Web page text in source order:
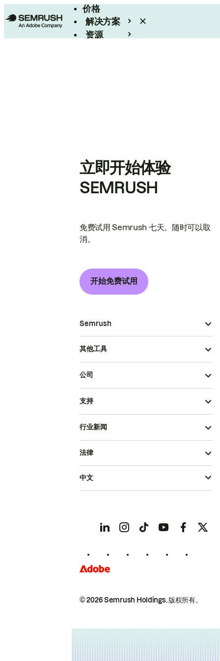
价格
解决方案
资源
立即开始体验
SEMRUSH
免费试用 Semrush 七天。随时可以取
消。
开始免费试用
Semrush
其他工具
公司
支持
行业新闻
© 2026 Semrush Holdings.版权所有。
法律
中文